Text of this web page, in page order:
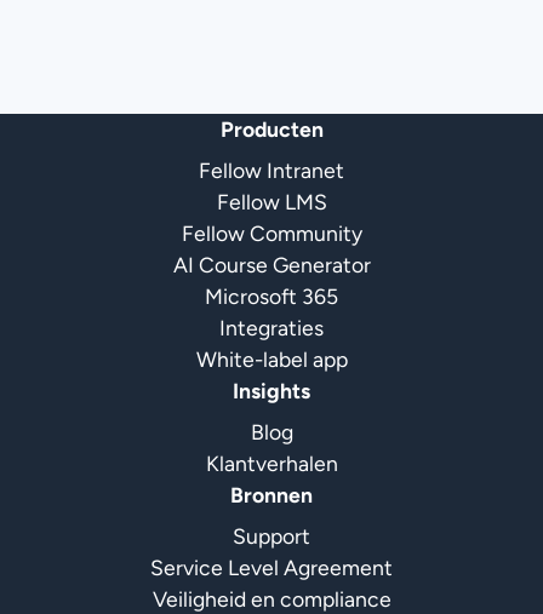
Producten
Fellow Intranet
Fellow LMS
Fellow Community
AI Course Generator
Microsoft 365
Integraties
White-label app
Insights
Blog
Klantverhalen
Bronnen
Support
Service Level Agreement
Veiligheid en compliance